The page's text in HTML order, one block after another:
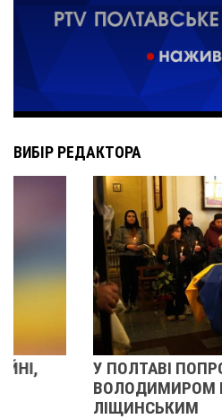
ВИБІР РЕДАКТОРА
У ПОЛТАВІ ПОПРОЩАЛИСЯ
ВОЛОДИМИРОМ
ЛІЩИНСЬКИМ